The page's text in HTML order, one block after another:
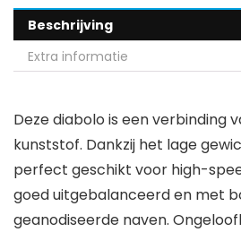
Beschrijving
Extra informatie
Deze diabolo is een verbinding
kunststof. Dankzij het lage
perfect geschikt voor high-
goed uitgebalanceerd en met
geanodiseerde naven.